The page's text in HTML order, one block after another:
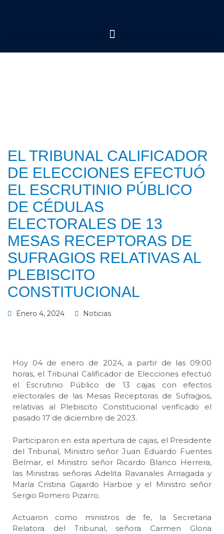
EL TRIBUNAL CALIFICADOR
DE ELECCIONES EFECTUÓ
EL ESCRUTINIO PÚBLICO
DE CÉDULAS
ELECTORALES DE 13
MESAS RECEPTORAS DE
SUFRAGIOS RELATIVAS AL
PLEBISCITO
CONSTITUCIONAL
Enero 4, 2024 Noticias
Hoy 04 de enero de 2024, a partir de las 09:00
horas, el Tribunal Calificador de Elecciones efectuó
el Escrutinio Público de 13 cajas con efectos
electorales de las Mesas Receptoras de Sufragios,
relativas al Plebiscito Constitucional verificado el
pasado 17 de diciembre de 2023.
Participaron en esta apertura de cajas, el Presidente
del Tribunal, Ministro señor Juan Eduardo Fuentes
Belmar, el Ministro señor Ricardo Blanco Herrera,
las Ministras señoras Adelita Ravanales Arriagada y
María Cristina Gajardo Harboe y el Ministro señor
Sergio Romero Pizarro.
Actuaron como ministros de fe, la Secretaria
Relatora del Tribunal, señora Carmen Gloria